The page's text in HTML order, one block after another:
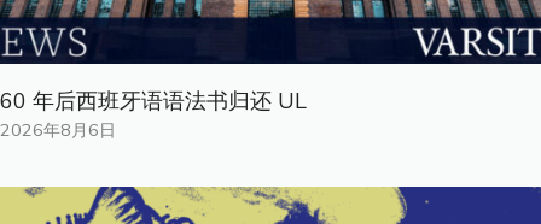
60 年后西班牙语语法书归还 UL
2026年8月6日